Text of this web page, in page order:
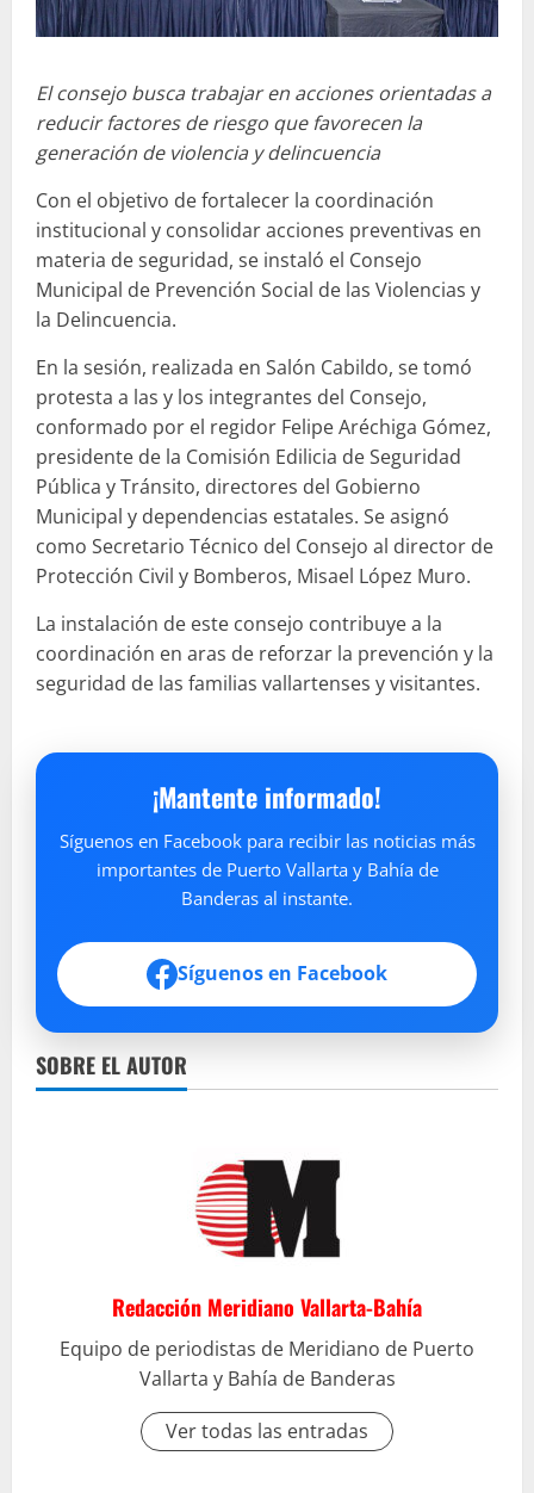
El consejo busca trabajar en acciones orientadas a
reducir factores de riesgo que favorecen la
generación de violencia y delincuencia
Con el objetivo de fortalecer la coordinación
institucional y consolidar acciones preventivas en
materia de seguridad, se instaló el Consejo
Municipal de Prevención Social de las Violencias y
la Delincuencia.
En la sesión, realizada en Salón Cabildo, se tomó
protesta a las y los integrantes del Consejo,
conformado por el regidor Felipe Aréchiga Gómez,
presidente de la Comisión Edilicia de Seguridad
Pública y Tránsito, directores del Gobierno
Municipal y dependencias estatales. Se asignó
como Secretario Técnico del Consejo al director de
Protección Civil y Bomberos, Misael López Muro.
La instalación de este consejo contribuye a la
coordinación en aras de reforzar la prevención y la
seguridad de las familias vallartenses y visitantes.
¡Mantente informado!
Síguenos en Facebook para recibir las noticias más
importantes de Puerto Vallarta y Bahía de
Banderas al instante.
Síguenos en Facebook
SOBRE EL AUTOR
Redacción Meridiano Vallarta-Bahía
Equipo de periodistas de Meridiano de Puerto
Vallarta y Bahía de Banderas
Ver todas las entradas